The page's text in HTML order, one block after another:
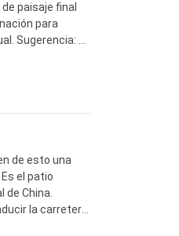
paisaje final
para
Sugerencia: si
de esto una
el patio
China.
la carretera